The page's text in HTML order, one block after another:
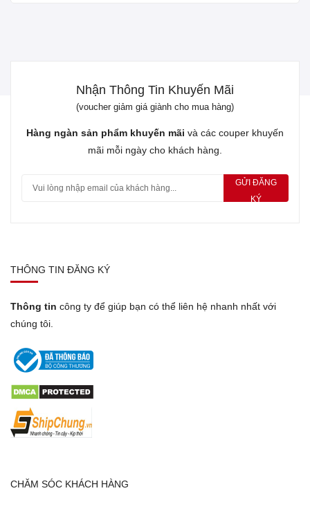
Nhận Thông Tin Khuyến Mãi
(voucher giảm giá giành cho mua hàng)
Hàng ngàn sản phẩm khuyến mãi và các couper khuyến
mãi mỗi ngày cho khách hàng.
GỬI ĐĂNG
KÝ
THÔNG TIN ĐĂNG KÝ
Thông tin công ty để giúp bạn có thể liên hệ nhanh nhất với
chúng tôi.
CHĂM SÓC KHÁCH HÀNG